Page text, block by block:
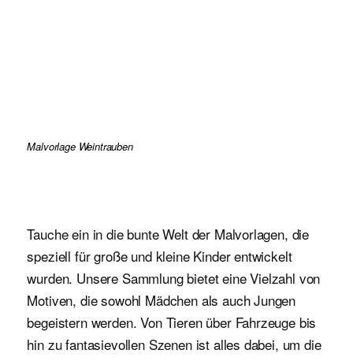
Malvorlage Weintrauben
Tauche ein in die bunte Welt der Malvorlagen, die
speziell für große und kleine Kinder entwickelt
wurden. Unsere Sammlung bietet eine Vielzahl von
Motiven, die sowohl Mädchen als auch Jungen
begeistern werden. Von Tieren über Fahrzeuge bis
hin zu fantasievollen Szenen ist alles dabei, um die